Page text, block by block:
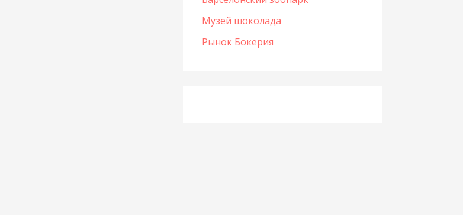
Музей шоколада
Рынок Бокерия